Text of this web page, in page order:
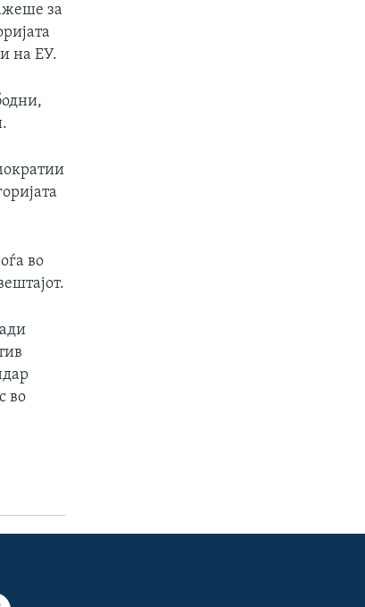
за
на ЕУ.
во
во